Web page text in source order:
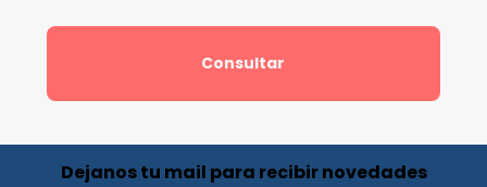
Consultar
Dejanos tu mail para recibir novedades